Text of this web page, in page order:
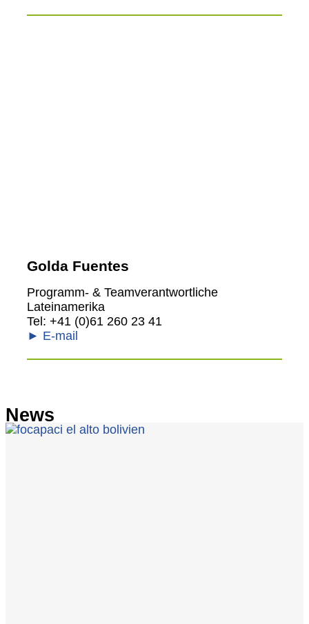
Golda Fuentes
Programm- & Teamverantwortliche
Lateinamerika
Tel: +41 (0)61 260 23 41
► E-mail
News